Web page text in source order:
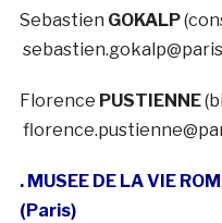
Sebastien GOKALP
Florence PUSTIENNE
. MUSEE DE LA VIE
(Paris)